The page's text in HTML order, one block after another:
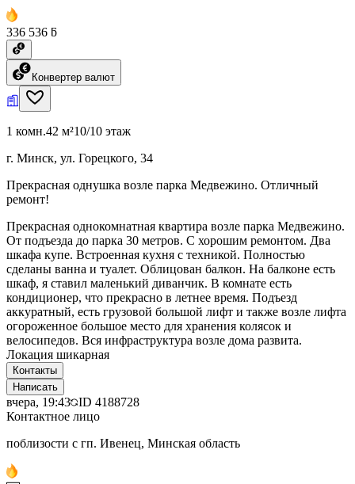
336 536 ƃ
Конвертер валют
1 комн.42 м²10/10 этаж
г. Минск, ул. Горецкого, 34
Прекрасная однушка возле парка Медвежино. Отличный
ремонт!
Прекрасная однокомнатная квартира возле парка Медвежино.
От подъезда до парка 30 метров. С хорошим ремонтом. Два
шкафа купе. Встроенная кухня с техникой. Полностью
сделаны ванна и туалет. Облицован балкон. На балконе есть
шкаф, я ставил маленький диванчик. В комнате есть
кондиционер, что прекрасно в летнее время. Подъезд
аккуратный, есть грузовой большой лифт и также возле лифта
огороженное большое место для хранения колясок и
велосипедов. Вся инфраструктура возле дома развита.
Локация шикарная
Контакты
Написать
вчера, 19:43 ID 4188728
Контактное лицо
поблизости с гп. Ивенец, Минская область